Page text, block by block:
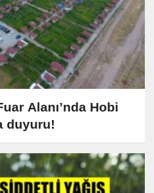
Alanı’nda Hobi
duyuru!